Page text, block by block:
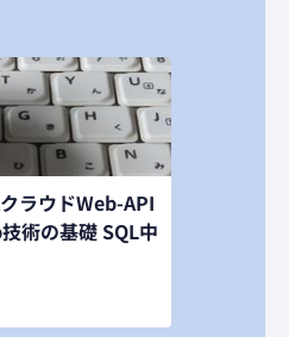
クラウドWeb-API
術の基礎 SQL中